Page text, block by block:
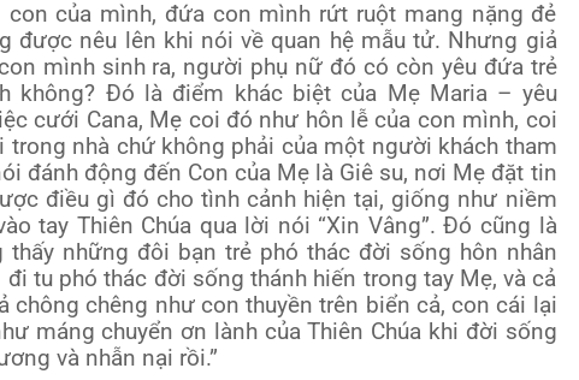
con của mình, đứa con mình rứt ruột mang nặng đẻ
được nêu lên khi nói về quan hệ mẫu tử. Nhưng giả
mình sinh ra, người phụ nữ đó có còn yêu đứa trẻ
không? Đó là điểm khác biệt của Mẹ Maria – yêu
cưới Cana, Mẹ coi đó như hôn lễ của con mình, coi
trong nhà chứ không phải của một người khách tham
đánh động đến Con của Mẹ là Giê su, nơi Mẹ đặt tin
điều gì đó cho tình cảnh hiện tại, giống như niềm
tay Thiên Chúa qua lời nói “Xin Vâng”. Đó cũng là
những đôi bạn trẻ phó thác đời sống hôn nhân
tu phó thác đời sống thánh hiến trong tay Mẹ, và cả
chông chêng như con thuyền trên biển cả, con cái lại
máng chuyển ơn lành của Thiên Chúa khi đời sống
và nhẫn nại rồi.”